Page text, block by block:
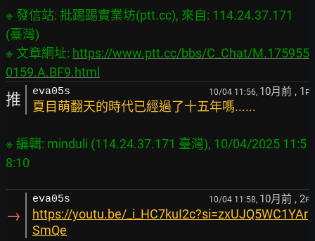
※ 發信站: 批踢踢實業坊(ptt.cc), 來自: 114.24.37.171
(臺灣)
※ 文章網址: https://www.ptt.cc/bbs/C_Chat/M.175955
0159.A.BF9.html
推 eva05s 10/04 11:56, 10月前 , 1 F
夏目萌翻天的時代已經過了十五年嗎......
※ 編輯: minduli (114.24.37.171 臺灣), 10/04/2025 11:5
→
eva05s 10/04 11:58, 10月前 , 2F
https://youtu.be/_i_HC7kuI2c?si=zxUJQ5WC1YAr
SmQe